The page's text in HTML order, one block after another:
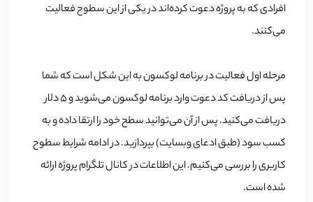
افرادی که به پروژه دعوت کرده‌اند در یکی از این سطوح فعالیت
می‌کنند.
مرحله اول فعالیت در برنامه لوکسون به این شکل است که شما
پس از دریافت کد دعوت وارد برنامه لوکسون می‌شوید و 5 دلار
دریافت می‌کنید. پس از آن می‌توانید سطح خود را ارتقا داده و به
کسب سود (طبق ادعای وبسایت) بپردازید. در ادامه شرایط سطوح
کاربری را بررسی می‌کنیم. این اطلاعات در کانال تلگرام پروژه ارائه
شده است.